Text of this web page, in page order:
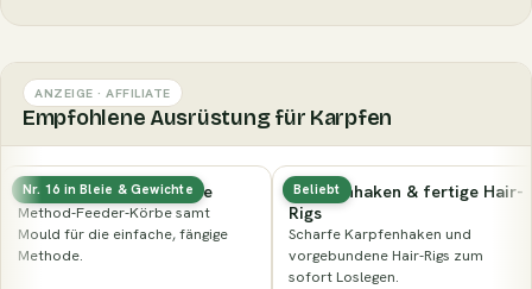
ANZEIGE · AFFILIATE
Empfohlene Ausrüstung für Karpfen
Nr. 16 in Bleie & Gewichte
Method-Feeder & Körbe
Method-Feeder-Körbe samt
Mould für die einfache, fängige
Methode.
Beliebt
Karpfenhaken & fertige Hair-
Rigs
Scharfe Karpfenhaken und
vorgebundene Hair-Rigs zum
sofort Loslegen.